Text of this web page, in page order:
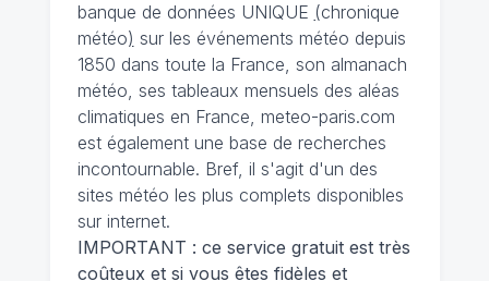
banque de données UNIQUE (chronique
météo) sur les événements météo depuis
1850 dans toute la France, son almanach
météo, ses tableaux mensuels des aléas
climatiques en France, meteo-paris.com
est également une base de recherches
incontournable. Bref, il s'agit d'un des
sites météo les plus complets disponibles
sur internet.
IMPORTANT : ce service gratuit est très
coûteux et si vous êtes fidèles et